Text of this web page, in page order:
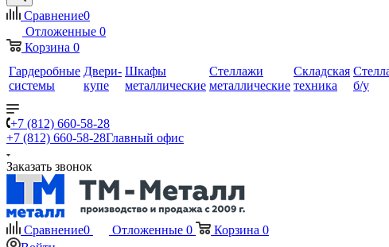
Сравнение0
Отложенные 0
Корзина 0
Гардеробные
системы
Двери-
купе
Шкафы
металлические
Стеллажи
металлические
Складская
техника
б/у
+7 (812) 660-58-28
+7 (812) 660-58-28Главный офис
Заказать звонок
Сравнение0 Отложенные 0 Корзина 0